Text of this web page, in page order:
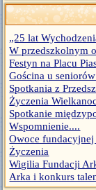
„25 lat
W przedszkolnym
Festyn na Placu
Gościna u
Spotkania z
Życzenia
Spotkanie
Wspomnienie....
Owoce
Życzenia
Wigilia Fundacji
Arka i konkurs